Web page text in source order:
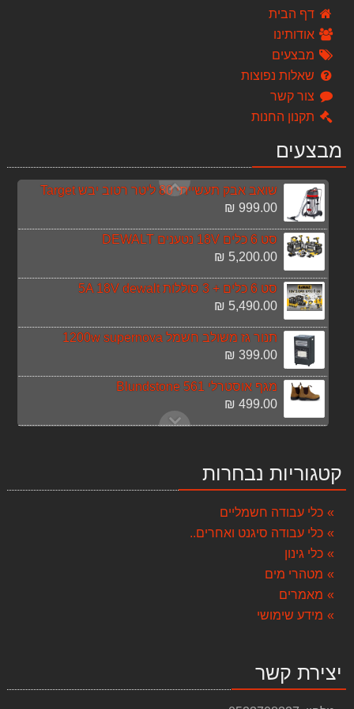
דף הבית
אודותינו
מבצעים
שאלות נפוצות
צור קשר
תקנון החנות
מבצעים
59.00 ₪
ברז 78803 מסדרת סלקטד
241.00 ₪
חרמש מנוע בנזין משולב 4 כלים
1,490.00 ₪
שואב אבק תעשייתי 80 ליטר רטוב יבש Target
999.00 ₪
סט 6 כלים 18V נטענים DEWALT
5,200.00 ₪
סט 6 כלים + 3 סוללות 5A 18V dewalt
5,490.00 ₪
תנור גז משולב חשמל 1200w supernova
399.00 ₪
מגף אוסטרלי Blundstone 561
499.00 ₪
ראש טוש עגול מפור קוטר 24 ס"מ
ברז 78803 מסדרת סלקטד
חרמש מנוע בנזין משולב 4 כלים
שואב אבק תעשייתי 80 ליטר רטוב יבש Target
קטגוריות נבחרות
כלי עבודה חשמליים
כלי עבודה סיגנט ואחרים..
כלי גינון
מטהרי מים
מאמרים
מידע שימושי
יצירת קשר